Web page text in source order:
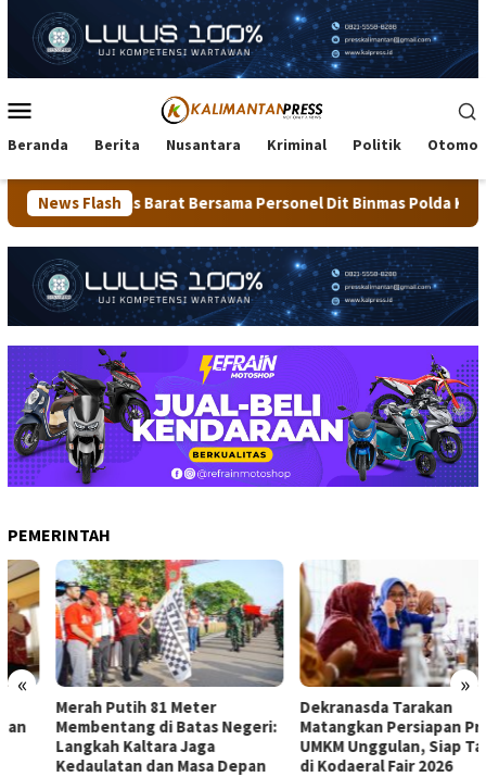
konten
Mobile
Beranda Berita Nusantara Kriminal Politik
News Flash
Bersama Personel Dit Binmas Polda Kaltara Salurkan Beras
PEMERINTAH
« »
Merah Putih 81 Meter
Membentang di Batas Negeri:
Langkah Kaltara Jaga
Kedaulatan dan Masa Depan
Dekranasda Tarakan
Matangkan Persiapan Produk
UMKM Unggulan, Siap Tampil
di Kodaeral Fair 2026